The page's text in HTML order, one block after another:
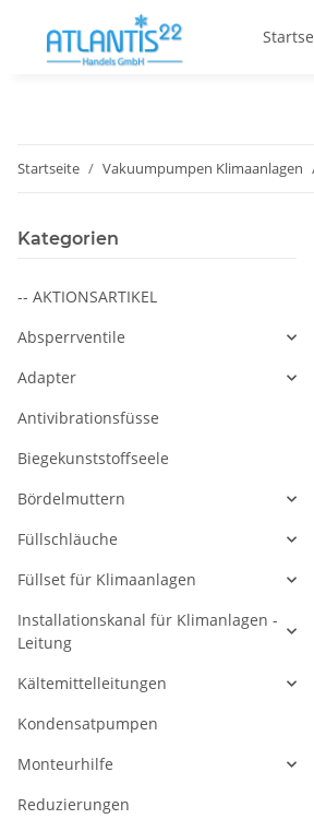
Startseite Vakuumpumpen Klimaanlagen
Kategorien
-- AKTIONSARTIKEL
Absperrventile
Adapter
Antivibrationsfüsse
Biegekunststoffseele
Bördelmuttern
Füllschläuche
Füllset für Klimaanlagen
Installationskanal für Klimanlagen -
Leitung
Kältemittelleitungen
Kondensatpumpen
Monteurhilfe
Reduzierungen